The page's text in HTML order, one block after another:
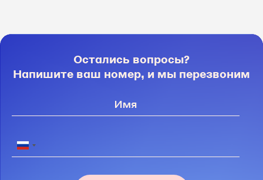
Остались вопросы?
Напишите ваш номер, и мы перезвоним